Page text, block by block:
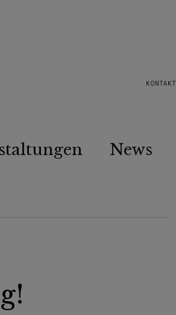
KONTAKT
News